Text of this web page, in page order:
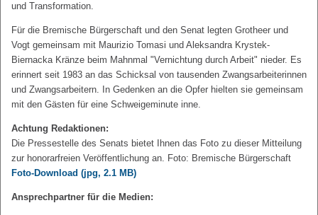
und Transformation.
Für die Bremische Bürgerschaft und den Senat legten Grotheer und
Vogt gemeinsam mit Maurizio Tomasi und Aleksandra Krystek-
Biernacka Kränze beim Mahnmal "Vernichtung durch Arbeit" nieder. Es
erinnert seit 1983 an das Schicksal von tausenden Zwangsarbeiterinnen
und Zwangsarbeitern. In Gedenken an die Opfer hielten sie gemeinsam
mit den Gästen für eine Schweigeminute inne.
Achtung Redaktionen:
Die Pressestelle des Senats bietet Ihnen das Foto zu dieser Mitteilung
zur honorarfreien Veröffentlichung an. Foto: Bremische Bürgerschaft
Foto-Download (jpg, 2.1 MB)
Ansprechpartner für die Medien: